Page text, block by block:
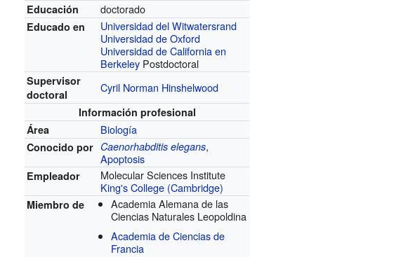
Educación
doctorado
Educado en
Universidad del Witwatersrand
Universidad de Oxford
Universidad de California en
Berkeley Postdoctoral
Supervisor
doctoral
Cyril Norman Hinshelwood
Información profesional
Área
Biología
Conocido por Caenorhabditis elegans,
Apoptosis
Empleador
Molecular Sciences Institute
King's College (Cambridge)
Miembro de
Academia Alemana de las
Ciencias Naturales Leopoldina
Academia de Ciencias de
Francia